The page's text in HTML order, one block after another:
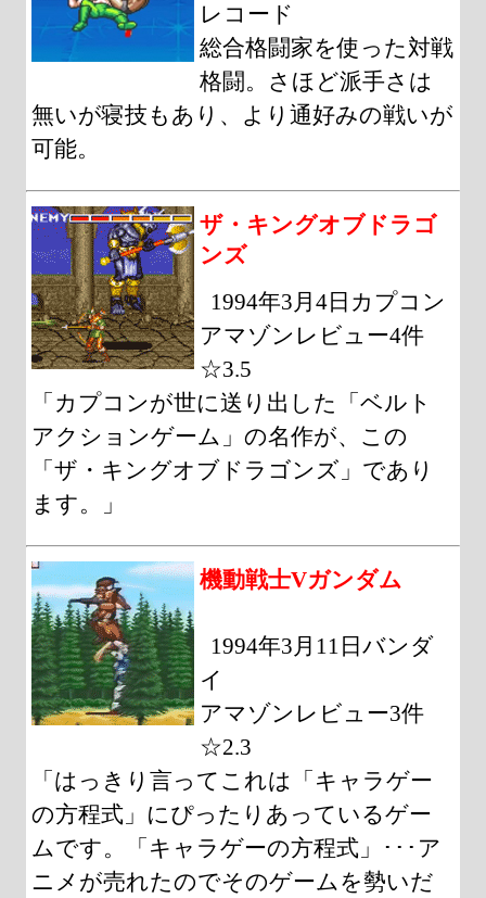
レコード
総合格闘家を使った対戦
格闘。さほど派手さは
無いが寝技もあり、より通好みの戦いが
可能。
ザ・キングオブドラゴ
ンズ
1994年3月4日カプコン
アマゾンレビュー4件
☆3.5
「カプコンが世に送り出した「ベルト
アクションゲーム」の名作が、この
「ザ・キングオブドラゴンズ」であり
ます。」
機動戦士Vガンダム
1994年3月11日バンダ
イ
アマゾンレビュー3件
☆2.3
「はっきり言ってこれは「キャラゲー
の方程式」にぴったりあっているゲー
ムです。「キャラゲーの方程式」･･･ア
ニメが売れたのでそのゲームを勢いだ